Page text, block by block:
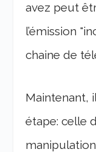
avez peut
l’émission
chaine de
Maintenant,
étape: celle